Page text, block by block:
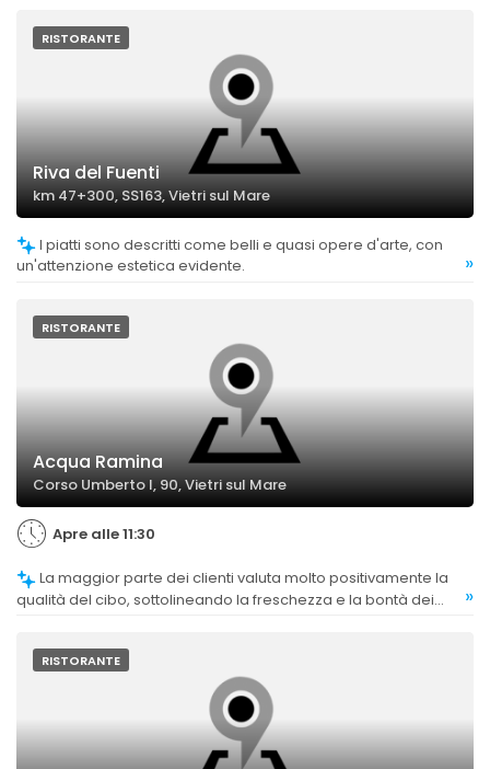
RISTORANTE
Riva del Fuenti
km 47+300, SS163, Vietri sul Mare
un'attenzione estetica evidente.
»
RISTORANTE
Acqua Ramina
Corso Umberto I, 90, Vietri sul Mare
Apre alle 11:30
qualità del cibo, sottolineando la freschezza e la bontà dei
»
RISTORANTE